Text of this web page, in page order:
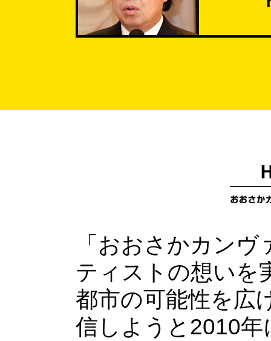
「おおさかカン
ティストの想いを
都市の可能性を広
信しようと2010